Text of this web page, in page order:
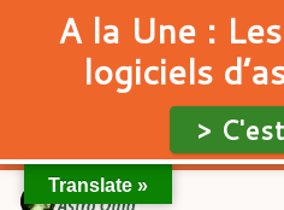
Skip to content
Translate »
A la Une :
logiciels
>